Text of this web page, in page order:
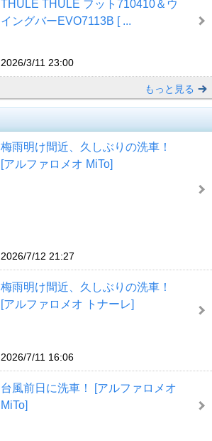
THULE THULE フット710410＆ウ
イングバーEVO7113B [ ...
2026/3/11 23:00
もっと見る
梅雨明け間近、久しぶりの洗車！
[アルファロメオ MiTo]
2026/7/12 21:27
梅雨明け間近、久しぶりの洗車！
[アルファロメオ トナーレ]
2026/7/11 16:06
台風前日に洗車！ [アルファロメオ
MiTo]